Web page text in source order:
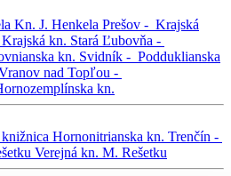
Kn. J. Henkela Prešov - Krajská
Krajská kn. Stará Ľubovňa -
kn. Svidník - Podduklianska
nad Topľou -
kn.
Hornonitrianska kn. Trenčín -
Verejná kn. M. Rešetku